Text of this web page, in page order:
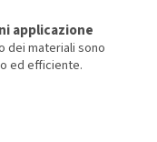
applicazione
dei materiali sono
ed efficiente.